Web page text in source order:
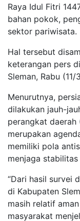
Raya Idul Fitri
bahan pokok,
sektor pariwisata.
Hal tersebut
keterangan pers
Sleman, Rabu
Menurutnya,
dilakukan jauh-
perangkat daerah
merupakan
memiliki pola
menjaga
“Dari hasil survei
di Kabupaten
masih relatif
masyarakat